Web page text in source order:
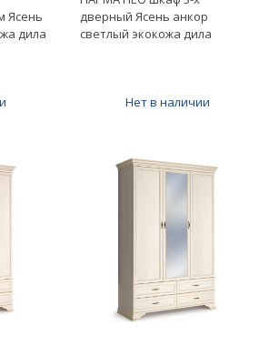
Ясень
дила
дверный Ясень анкор
светлый экокожа дила
Нет в наличии